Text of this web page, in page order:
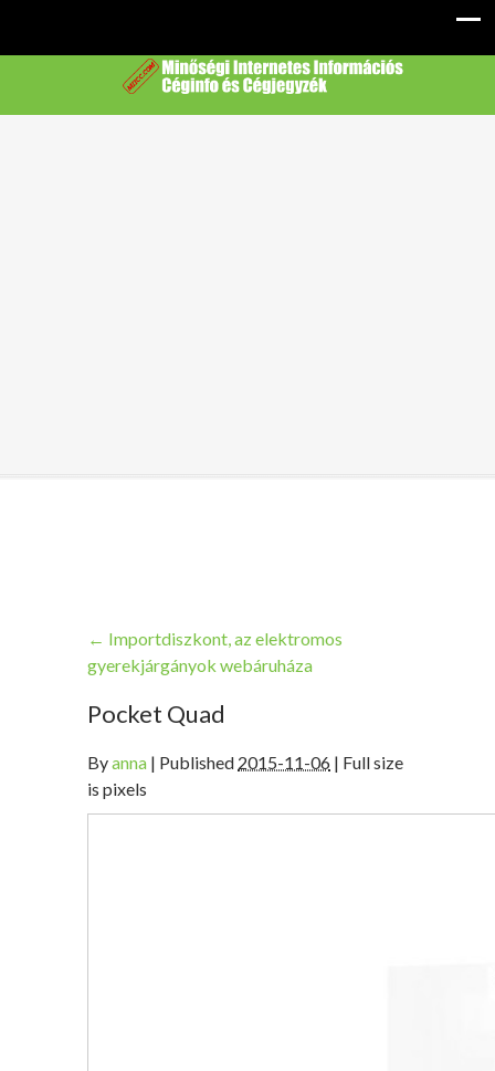
← Importdiszkont, az elektromos
gyerekjárgányok webáruháza
Pocket Quad
Byanna | Published 2015-11-06 | Full size
is pixels